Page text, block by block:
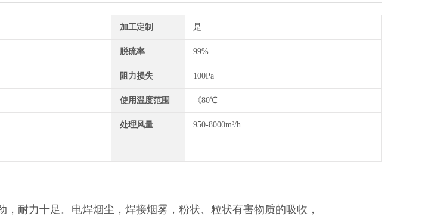
加工定制 是
脱硫率 99%
阻力损失 100Pa
使用温度范围 《80℃
处理风量 950-8000m³/h
，耐力十足。电焊烟尘，焊接烟雾，粉状、粒状有害物质的吸收，